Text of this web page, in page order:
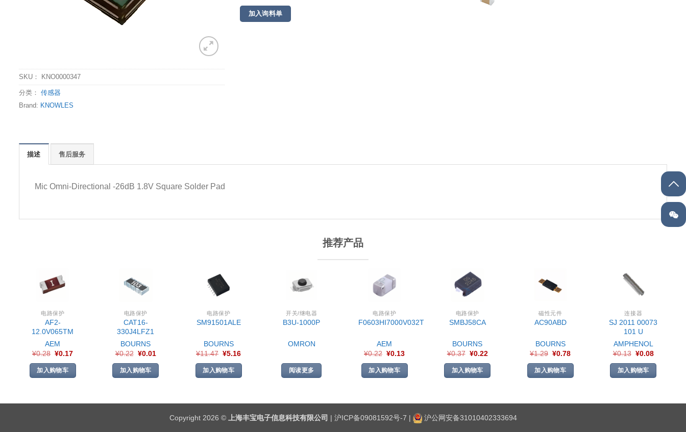
SKU： KNO0000347
分类： 传感器
Brand: KNOWLES
加入询料单
描述 售后服务
Mic Omni-Directional -26dB 1.8V Square Solder Pad
推荐产品
电路保护
AF2-
12.0V065TM
AEM
¥0.28 ¥0.17
加入购物车
电路保护
CAT16-
330J4LFZ1
BOURNS
¥0.22 ¥0.01
加入购物车
电路保护
SM91501ALE
BOURNS
¥11.47 ¥5.16
加入购物车
开关/继电器
B3U-1000P
OMRON
阅读更多
电路保护
F0603HI7000V032T
AEM
¥0.22 ¥0.13
加入购物车
电路保护
SMBJ58CA
BOURNS
¥0.37 ¥0.22
加入购物车
磁性元件
AC90ABD
BOURNS
¥1.29 ¥0.78
加入购物车
连接器
SJ 2011 00073
101 U
AMPHENOL
¥0.13 ¥0.08
加入购物车
Copyright 2026 © 上海丰宝电子信息科技有限公司 | 沪ICP备09081592号-7 | 沪公网安备31010402333694